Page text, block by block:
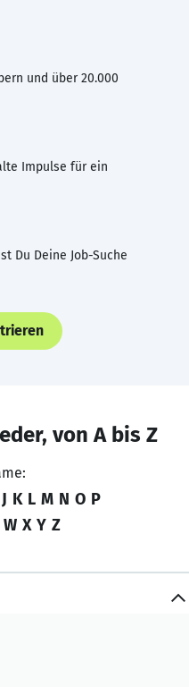
und über 20.000
Impulse für ein
Du Deine Job-Suche
von A bis Z
J K L M N O P
W X Y Z